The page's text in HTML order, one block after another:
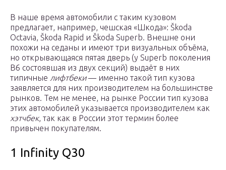
В наше время автомобили с таким кузовом
предлагает, например, чешская «Шкода»: Škoda
Octavia, Škoda Rapid и Škoda Superb. Внешне они
похожи на седаны и имеют три визуальных объёма,
но открывающаяся пятая дверь (у Superb поколения
B6 состоявшая из двух секций) выдаёт в них
типичные лифтбеки— именно такой тип кузова
заявляется для них производителем на большинстве
рынков. Тем не менее, на рынке России тип кузова
этих автомобилей указывается производителем как
хэтчбек, так как в России этот термин более
привычен покупателям.
1 Infinity Q30